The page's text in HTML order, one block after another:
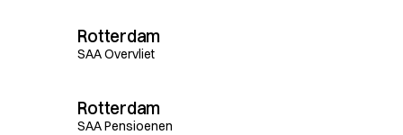
Rotterdam
SAA Overvliet
Rotterdam
SAA Pensioenen